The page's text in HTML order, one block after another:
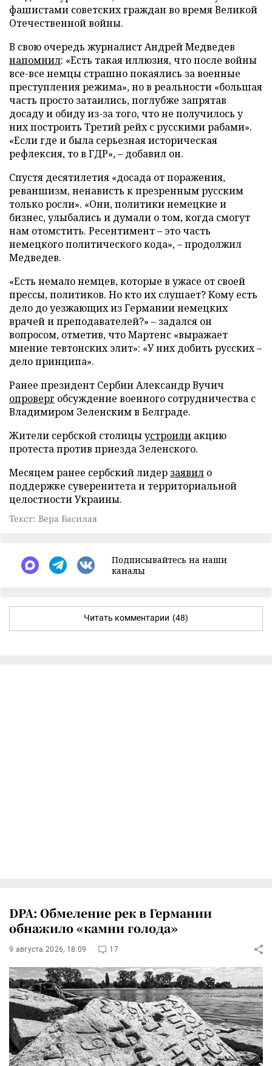
фашистами советских граждан во время Великой
Отечественной войны.
В свою очередь журналист Андрей Медведев
напомнил: «Есть такая иллюзия, что после войны
все-все немцы страшно покаялись за военные
преступления режима», но в реальности «большая
часть просто затаились, поглубже запрятав
досаду и обиду из-за того, что не получилось у
них построить Третий рейх с русскими рабами».
«Если где и была серьезная историческая
рефлексия, то в ГДР», – добавил он.
Спустя десятилетия «досада от поражения,
реваншизм, ненависть к презренным русским
только росли». «Они, политики немецкие и
бизнес, улыбались и думали о том, когда смогут
нам отомстить. Ресентимент – это часть
немецкого политического кода», – продолжил
Медведев.
«Есть немало немцев, которые в ужасе от своей
прессы, политиков. Но кто их слушает? Кому есть
дело до уезжающих из Германии немецких
врачей и преподавателей?» – задался он
вопросом, отметив, что Мартенс «выражает
мнение тевтонских элит»: «У них добить русских –
дело принципа».
Ранее президент Сербии Александр Вучич
опроверг обсуждение военного сотрудничества с
Владимиром Зеленским в Белграде.
Жители сербской столицыустроили акцию
протеста против приезда Зеленского.
Месяцем ранее сербский лидер заявил о
поддержке суверенитета и территориальной
целостности Украины.
Текст: Вера Басилая
Подписывайтесь на наши
каналы
Читать комментарии (48)
DPA: Обмеление рек в Германии
обнажило «камни голода»
9 августа 2026, 18:09 17